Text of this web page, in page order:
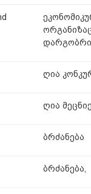
ღია
ღია
ბრძანება
ბრძანება,